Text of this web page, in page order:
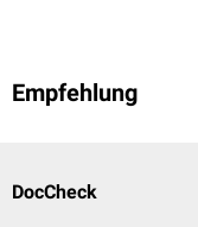
Empfehlung
DocCheck